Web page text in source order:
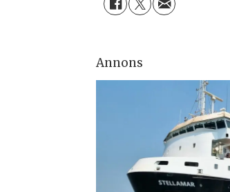
Annons